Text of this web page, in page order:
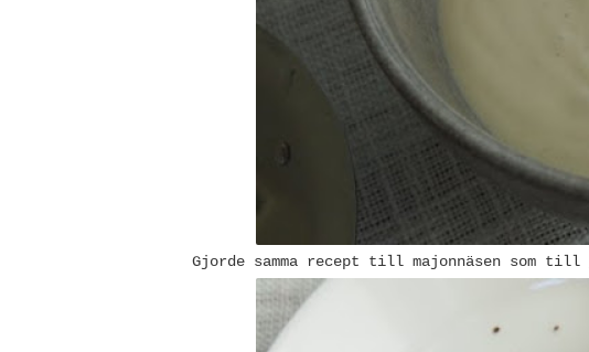
Gjorde samma recept till majonnäsen som till